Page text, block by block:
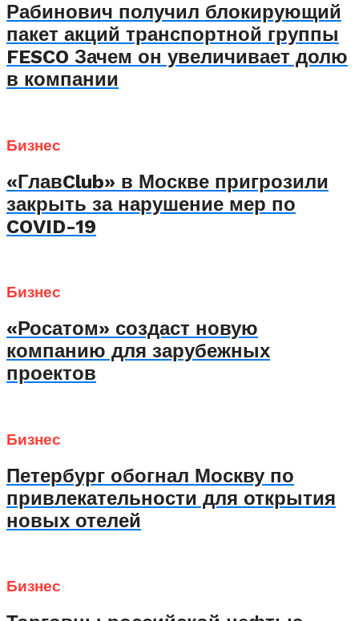
Рабинович получил блокирующий
пакет акций транспортной группы
FESCO Зачем он увеличивает долю
в компании
Бизнес
«ГлавClub» в Москве пригрозили
закрыть за нарушение мер по
COVID-19
Бизнес
«Росатом» создаст новую
компанию для зарубежных
проектов
Бизнес
Петербург обогнал Москву по
привлекательности для открытия
новых отелей
Бизнес